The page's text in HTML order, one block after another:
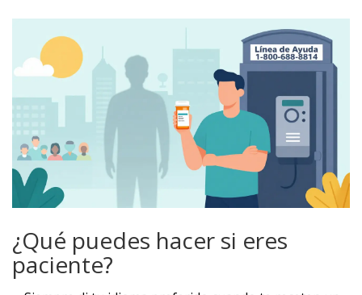
¿Qué puedes hacer si eres
paciente?